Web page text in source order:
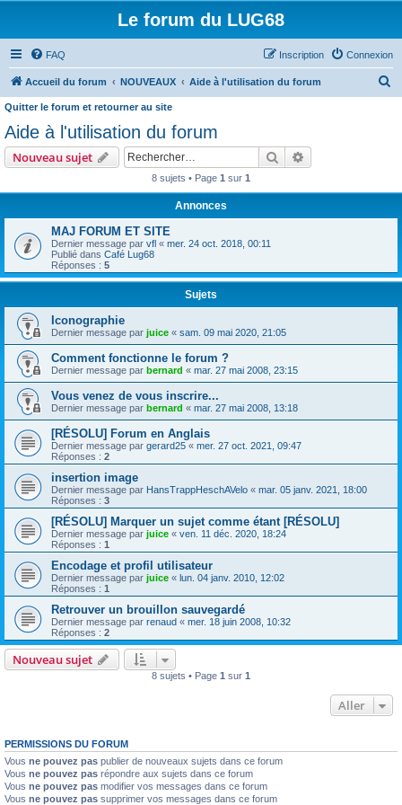
Le forum du LUG68
FAQ Connexion
Inscription
Accueil du forum NOUVEAUX Aide à l'utilisation du forum
r
Quitter le forum et retourner au site
Aide à l'utilisation du forum
Nouveau sujet Rechercher
8 sujets • Page 1 sur 1
Annonces
MAJ FORUM ET SITE
Dernier message par vfl « mer. 24 oct. 2018, 00:11
Publié dans Café Lug68
Réponses : 5
Sujets
Iconographie
Dernier message par juice « sam. 09 mai 2020, 21:05
Comment fonctionne le forum ?
Dernier message par bernard « mar. 27 mai 2008, 23:15
Vous venez de vous inscrire...
Dernier message par bernard « mar. 27 mai 2008, 13:18
[RÉSOLU] Forum en Anglais
Dernier message par gerard25 « mer. 27 oct. 2021, 09:47
Réponses : 2
insertion image
Dernier message par HansTrappHeschAVelo « mar. 05 janv. 2021, 18:00
Réponses : 3
[RÉSOLU] Marquer un sujet comme étant [RÉSOLU]
Dernier message par juice « ven. 11 déc. 2020, 18:24
Réponses : 1
Encodage et profil utilisateur
Dernier message par juice « lun. 04 janv. 2010, 12:02
Réponses : 1
Retrouver un brouillon sauvegardé
Dernier message par renaud « mer. 18 juin 2008, 10:32
Réponses : 2
Nouveau sujet
8 sujets • Page 1 sur 1
Aller
PERMISSIONS DU FORUM
Vous ne pouvez pas publier de nouveaux sujets dans ce forum
Vous ne pouvez pas répondre aux sujets dans ce forum
Vous ne pouvez pas modifier vos messages dans ce forum
Vous ne pouvez pas supprimer vos messages dans ce forum